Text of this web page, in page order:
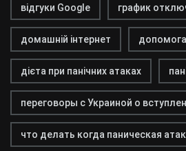
відгуки Google график
домашній інтернет допомога
дієта при панічних атаках
переговоры с Украиной о
что делать когда паническая